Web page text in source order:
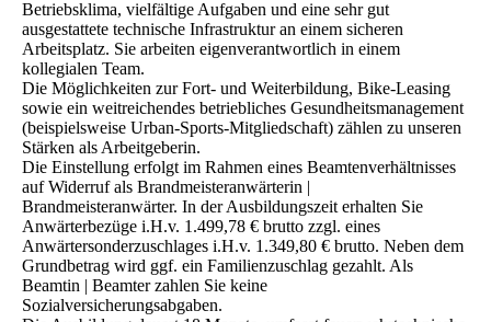
Betriebsklima, vielfältige Aufgaben und eine sehr gut
ausgestattete technische Infrastruktur an einem sicheren
Arbeitsplatz. Sie arbeiten eigenverantwortlich in einem
kollegialen Team.
Die Möglichkeiten zur Fort- und Weiterbildung, Bike-Leasing
sowie ein weitreichendes betriebliches Gesundheitsmanagement
(beispielsweise Urban-Sports-Mitgliedschaft) zählen zu unseren
Stärken als Arbeitgeberin.
Die Einstellung erfolgt im Rahmen eines Beamtenverhältnisses
auf Widerruf als Brandmeisteranwärterin |
Brandmeisteranwärter. In der Ausbildungszeit erhalten Sie
Anwärterbezüge i.H.v. 1.499,78 € brutto zzgl. eines
Anwärtersonderzuschlages i.H.v. 1.349,80 € brutto. Neben dem
Grundbetrag wird ggf. ein Familienzuschlag gezahlt. Als
Beamtin | Beamter zahlen Sie keine
Sozialversicherungsabgaben.